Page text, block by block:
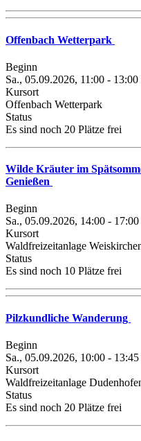
Offenbach Wetterpark
Beginn
Sa., 05.09.2026, 11:00 -
Kursort
Offenbach Wetterpark
Status
Es sind noch 20 Plätze frei
Wilde Kräuter im
Genießen
Beginn
Sa., 05.09.2026, 14:00 -
Kursort
Waldfreizeitanlage
Status
Es sind noch 10 Plätze frei
Pilzkundliche Wanderung
Beginn
Sa., 05.09.2026, 10:00 -
Kursort
Waldfreizeitanlage
Status
Es sind noch 20 Plätze frei